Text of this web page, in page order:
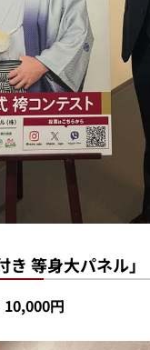
き 等身大パネル」
円